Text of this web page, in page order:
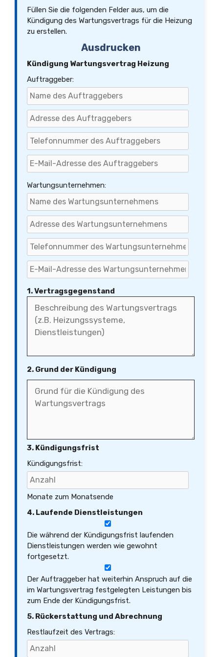
Füllen Sie die folgenden Felder aus, um die
Kündigung des Wartungsvertrags für die Heizung
zu erstellen.
Ausdrucken
Kündigung Wartungsvertrag Heizung
Auftraggeber:
Wartungsunternehmen:
1. Vertragsgegenstand
2. Grund der Kündigung
3. Kündigungsfrist
Kündigungsfrist:
Monate zum Monatsende
4. Laufende Dienstleistungen
Die während der Kündigungsfrist laufenden
Dienstleistungen werden wie gewohnt
fortgesetzt.
Der Auftraggeber hat weiterhin Anspruch auf die
im Wartungsvertrag festgelegten Leistungen bis
zum Ende der Kündigungsfrist.
5. Rückerstattung und Abrechnung
Restlaufzeit des Vertrags: